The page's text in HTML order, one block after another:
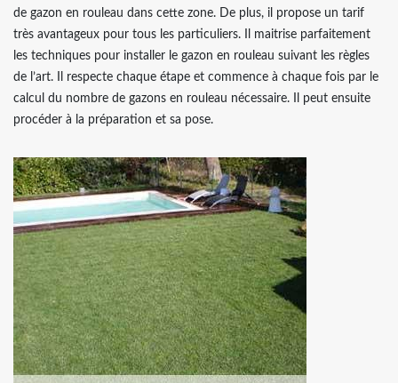
de gazon en rouleau dans cette zone. De plus, il propose un tarif
très avantageux pour tous les particuliers. Il maitrise parfaitement
les techniques pour installer le gazon en rouleau suivant les règles
de l’art. Il respecte chaque étape et commence à chaque fois par le
calcul du nombre de gazons en rouleau nécessaire. Il peut ensuite
procéder à la préparation et sa pose.